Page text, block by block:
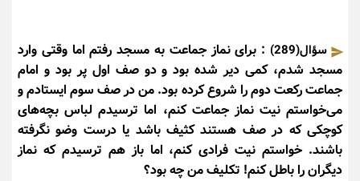
سؤال(289)
: برای نماز جماعت به مسجد رفتم اما وقتی وارد
مسجد شدم، کمی دیر شده بود و دو صف اول پر بود و امام
جماعت رکعت دوم را شروع کرده بود. من در صف سوم ایستادم و
می‌خواستم نیت نماز جماعت کنم، اما ترسیدم لباس بچه‌های
کوچکی که در صف هستند کثیف باشد یا درست وضو نگرفته
باشند. خواستم نیت فرادی کنم، اما باز هم ترسیدم که نماز
دیگران را باطل کنم! تکلیف من چه بود؟